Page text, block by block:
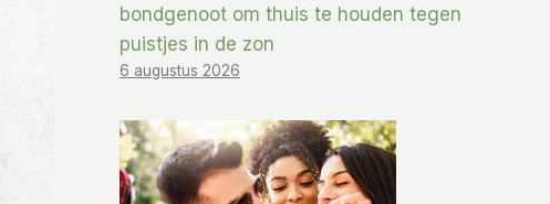
bondgenoot om thuis te houden tegen
puistjes in de zon
6 augustus 2026